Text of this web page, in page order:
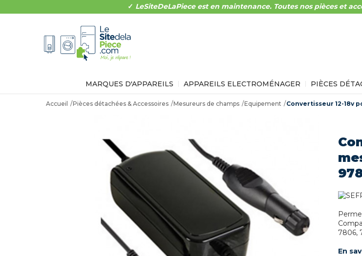
✓ LeSiteDeLaPiece est en maintenance. Toutes nos pièces et
MARQUES D'APPAREILS APPAREILS ELECTROMÉNAGER PIÈCES
Accueil Pièces détachées & Accessoires Mesureurs de champs Equipement Convertisseur 12-18v
7806,
En